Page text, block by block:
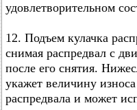
удовлетворительном
12. Подъем кулачка
снимая распредвал с
после его снятия.
укажет величину
распредвала и может